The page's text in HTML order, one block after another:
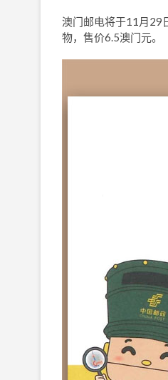
澳门邮电将于11月29
物，售价6.5澳门元。